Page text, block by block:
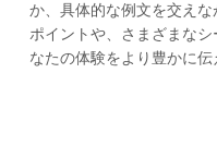
か、具体的な例文を交え
ポイントや、さまざまな
なたの体験をより豊かに伝